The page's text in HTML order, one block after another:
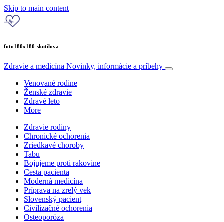
Skip to main content
foto180x180-skutilova
Zdravie a medicína Novinky, informácie a príbehy
Venované rodine
Ženské zdravie
Zdravé leto
More
Zdravie rodiny
Chronické ochorenia
Zriedkavé choroby
Tabu
Bojujeme proti rakovine
Cesta pacienta
Moderná medicína
Príprava na zrelý vek
Slovenský pacient
Civilizačné ochorenia
Osteoporóza